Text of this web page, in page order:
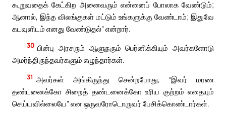
கூறுவதைக் கேட்கிற அனைவரும் என்னைப் போலாக வேண்டும்;
ஆனால், இந்த விலங்குகள் மட்டும் உங்களுக்கு வேண்டாம்; இதுவே
கடவுளிடம் எனது வேண்டுதல்” என்றார்.
30 பின்பு அரசரும் ஆளுநரும் பெர்னிக்கியும் அவர்களோடு
அமர்ந்திருந்தவர்களும் எழுந்தார்கள்.
31 அவர்கள் அங்கிருந்து சென்றபோது, “இவர் மரண
தண்டனைக்கோ சிறைத் தண்டனைக்கோ உரிய குற்றம் எதையும்
செய்யவில்லையே” என ஒருவரோடொருவர் பேசிக்கொண்டார்கள்.